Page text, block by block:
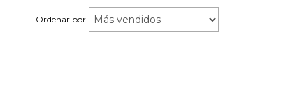
Ordenar por